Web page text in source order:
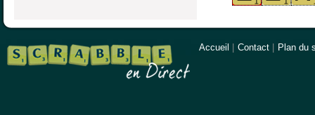
Accueil Contact Plan du